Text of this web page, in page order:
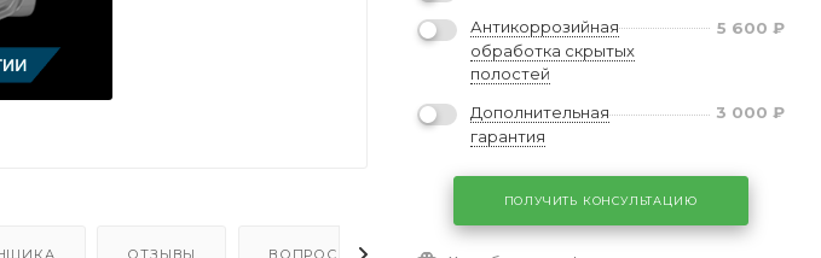
ОТЗЫВЫ ВОПРОСЫ - ОТВЕТЫ
Антикоррозийная
обработка скрытых
полостей
5 600 ₽
Дополнительная
гарантия
3 000 ₽
ПОЛУЧИТЬ КОНСУЛЬТАЦИЮ